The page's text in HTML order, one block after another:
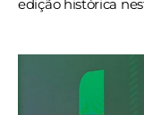
edição histórica